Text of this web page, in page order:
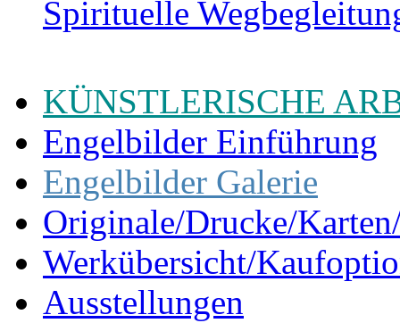
Spirituelle
KÜNSTLERISCHE
Engelbilder Einführung
Engelbilder Galerie
Originale/Drucke/
Werkübersicht/
Ausstellungen